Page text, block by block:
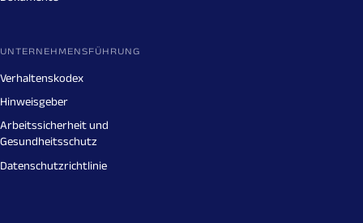
UNTERNEHMENSFÜHRUNG
Verhaltenskodex
Hinweisgeber
Arbeitssicherheit und
Gesundheitsschutz
Datenschutzrichtlinie